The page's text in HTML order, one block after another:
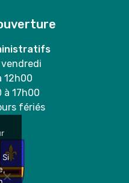
12h00
à 17h00
fériés